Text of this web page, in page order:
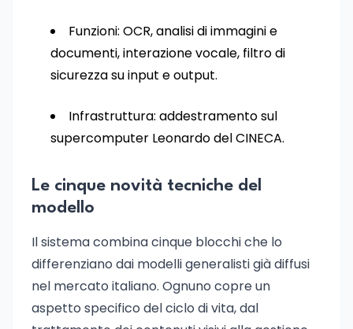
Funzioni: OCR, analisi di immagini e
documenti, interazione vocale, filtro di
sicurezza su input e output.
Infrastruttura: addestramento sul
supercomputer Leonardo del CINECA.
Le cinque novità tecniche del
modello
Il sistema combina cinque blocchi che lo
differenziano dai modelli generalisti già diffusi
nel mercato italiano. Ognuno copre un
aspetto specifico del ciclo di vita, dal